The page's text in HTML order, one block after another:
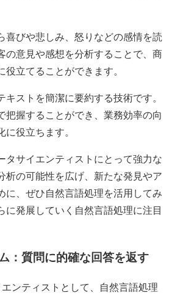
喜びや悲しみ、怒りなどの感情を読
の意見や感想を分析することで、商
立てることができます。
ストを簡潔に要約する技術です。
把握することができ、業務効率の向
役立ちます。
タサイエンティストにとって強力な
析の可能性を広げ、新たな発見やア
に、ぜひ自然言語処理を活用してみ
に発展していく自然言語処理に注目
：質問に的確な回答を返す
ンティストとして、自然言語処理